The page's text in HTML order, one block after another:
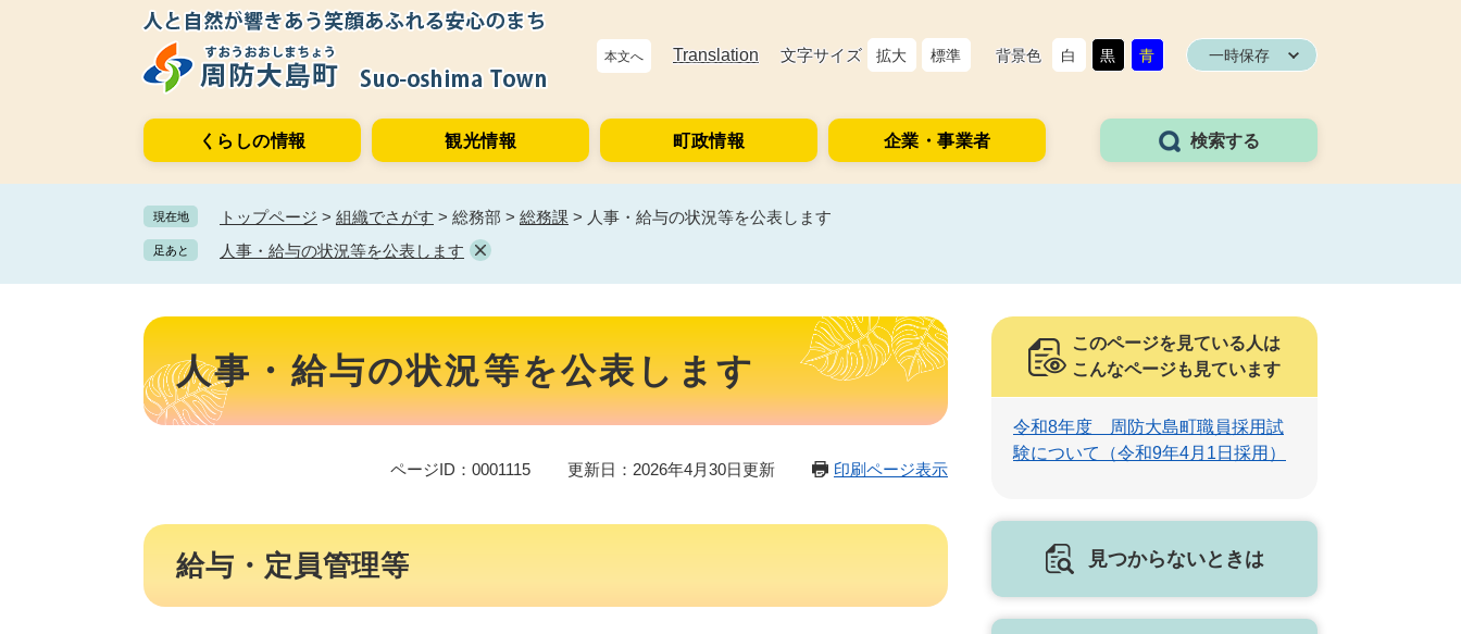
本文へ Translation 文字サイズ 拡大 標準 背景色 白 黒 青 一時保存
くらしの情報 観光情報 町政情報 企業・事業者 検索する
現在地 トップページ > 組織でさがす > 総務部 > 総務課 > 人事・給与の状況等を公表します
足あと 人事・給与の状況等を公表します
本
人事・給与の状況等を公表します
ページID：0001115 更新日：2026年4月30日更新 印刷ページ表示
給与・定員管理等
このページを見ている人は
こんなページも見ています
令和8年度 周防大島町職員採用試
験について（令和9年4月1日採用）
見つからないときは